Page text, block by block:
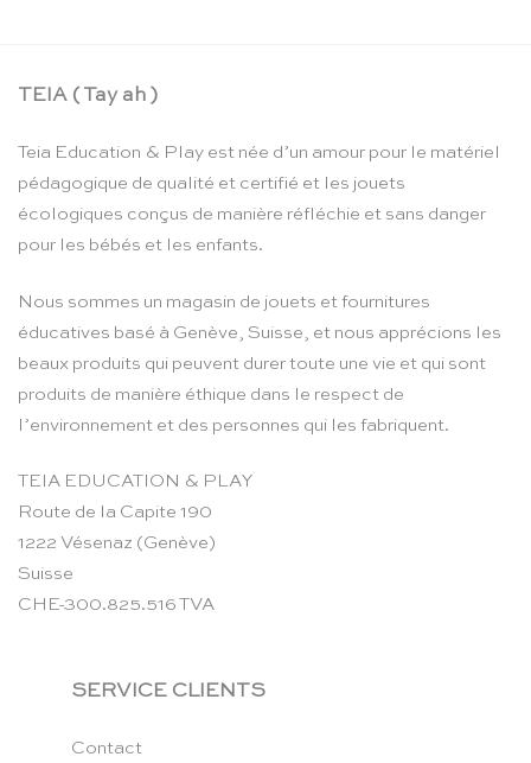
TEIA ( Tay ah )
Teia Education & Play est née d’un amour pour le matériel
pédagogique de qualité et certifié et les jouets
écologiques conçus de manière réfléchie et sans danger
pour les bébés et les enfants.
Nous sommes un magasin de jouets et fournitures
éducatives basé à Genève, Suisse, et nous apprécions les
beaux produits qui peuvent durer toute une vie et qui sont
produits de manière éthique dans le respect de
l’environnement et des personnes qui les fabriquent.
TEIA EDUCATION & PLAY
Route de la Capite 190
1222 Vésenaz (Genève)
Suisse
CHE-300.825.516 TVA
SERVICE CLIENTS
Contact